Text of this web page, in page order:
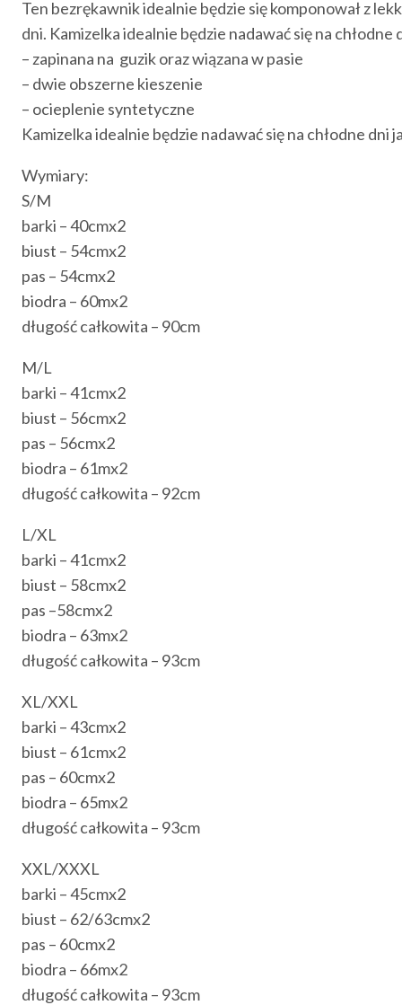
Ten bezrękawnik idealnie będzie się komponował z
dni. Kamizelka idealnie będzie nadawać się na
– zapinana na guzik oraz wiązana w pasie
– dwie obszerne kieszenie
– ocieplenie syntetyczne
Kamizelka idealnie będzie nadawać się na chłodne dni
Wymiary:
S/M
barki – 40cmx2
biust – 54cmx2
pas – 54cmx2
biodra – 60mx2
długość całkowita – 90cm
M/L
barki – 41cmx2
biust – 56cmx2
pas – 56cmx2
biodra – 61mx2
długość całkowita – 92cm
L/XL
barki – 41cmx2
biust – 58cmx2
pas –58cmx2
biodra – 63mx2
długość całkowita – 93cm
XL/XXL
barki – 43cmx2
biust – 61cmx2
pas – 60cmx2
biodra – 65mx2
długość całkowita – 93cm
XXL/XXXL
barki – 45cmx2
biust – 62/63cmx2
pas – 60cmx2
biodra – 66mx2
długość całkowita – 93cm